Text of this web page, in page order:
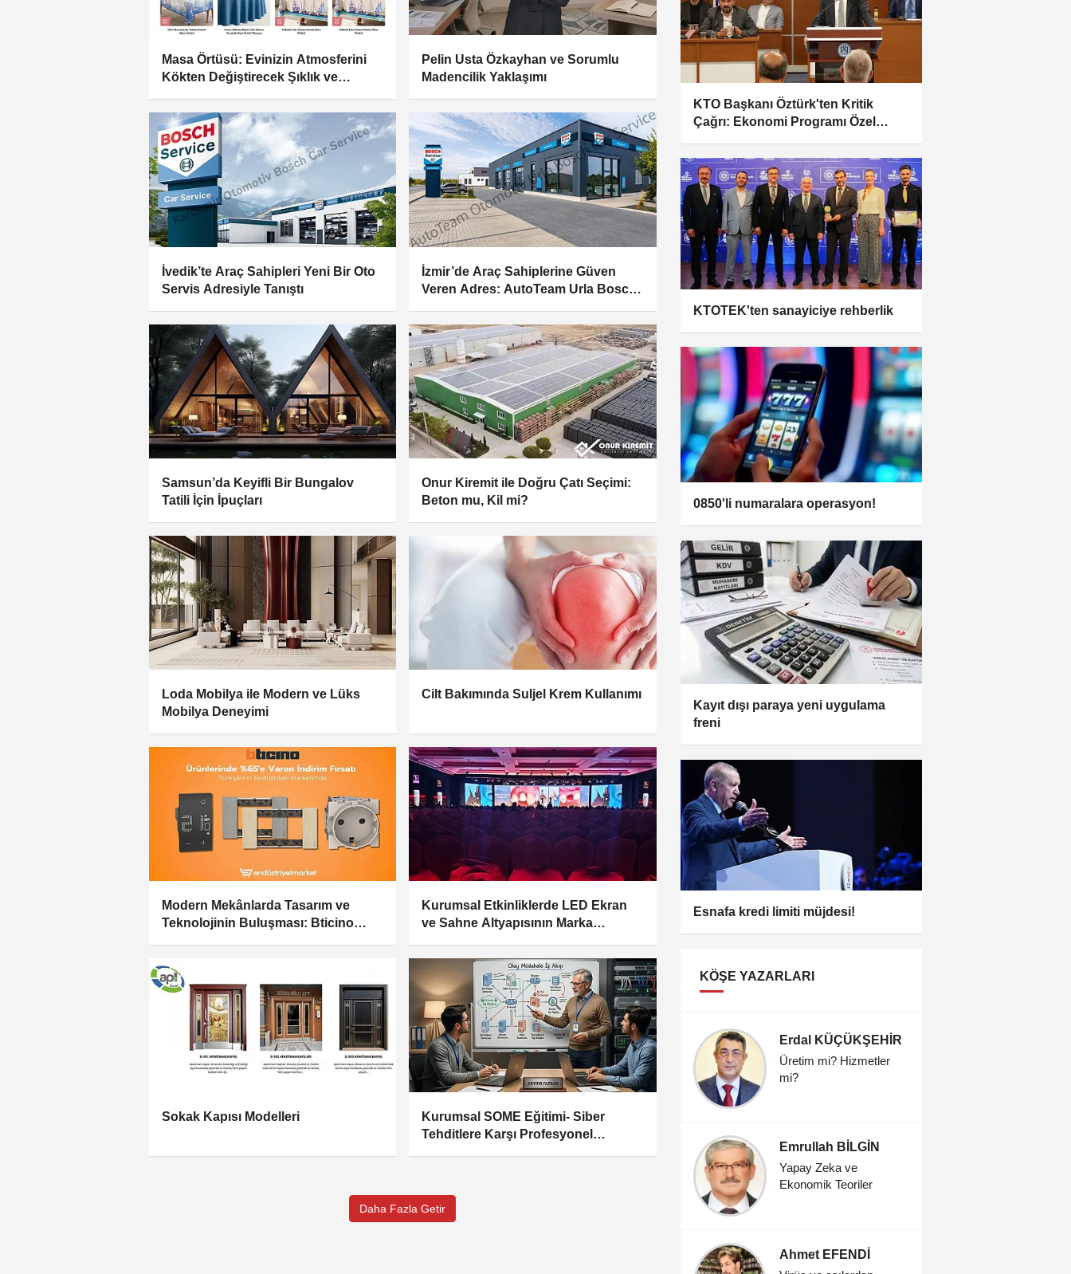
Masa Örtüsü: Evinizin Atmosferini
Kökten Değiştirecek Şıklık ve
Pelin Usta Özkayhan ve Sorumlu
Madencilik Yaklaşımı
İvedik’te Araç Sahipleri Yeni Bir Oto
Servis Adresiyle Tanıştı
İzmir’de Araç Sahiplerine Güven
Veren Adres: AutoTeam Urla Bosch
Samsun’da Keyifli Bir Bungalov
Tatili İçin İpuçları
Onur Kiremit ile Doğru Çatı Seçimi:
Beton mu, Kil mi?
Loda Mobilya ile Modern ve Lüks
Mobilya Deneyimi
Cilt Bakımında Suljel Krem Kullanımı
Modern Mekânlarda Tasarım ve
Teknolojinin Buluşması: Bticino
Kurumsal Etkinliklerde LED Ekran
ve Sahne Altyapısının Marka
Sokak Kapısı Modelleri
Kurumsal SOME Eğitimi- Siber
Tehditlere Karşı Profesyonel
Daha Fazla Getir
KTO Başkanı Öztürk'ten Kritik
Çağrı: Ekonomi Programı Özel
KTOTEK'ten sanayiciye rehberlik
0850'li numaralara operasyon!
Kayıt dışı paraya yeni uygulama
freni
Esnafa kredi limiti müjdesi!
KÖŞE YAZARLARI
Doç.Dr. Mustafa
Turgut
YILDIZGÖREN
Hastalara Adres
Şaşırtan Ağrılar Ve
Somatizasyon
İrem PEKÇAK
Erdal KÜÇÜKŞEHİR
Üretim mi? Hizmetler
mi?
Emrullah BİLGİN
Yapay Zeka ve
Ekonomik Teoriler
Ahmet EFENDİ